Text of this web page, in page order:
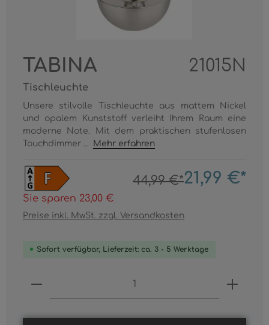
TABINA 21015N
Tischleuchte
Unsere stilvolle Tischleuchte aus mattem Nickel
und opalem Kunststoff verleiht Ihrem Raum eine
moderne Note. Mit dem praktischen stufenlosen
Touchdimmer ...
Mehr erfahren
44,99 €*21,99 €*
Sie sparen 23,00 €
Preise inkl. MwSt. zzgl. Versandkosten
Sofort verfügbar, Lieferzeit: ca. 3 - 5 Werktage
Produkt Anzahl: Gib den